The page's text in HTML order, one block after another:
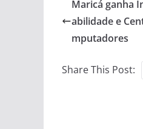
Maricá ganha
abilidade e
mputadores
Share This Post: